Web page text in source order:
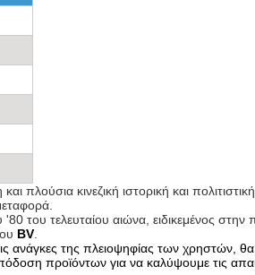
πλούσια κινεζική ιστορική και
'80 του τελευταίου αιώνα, ειδικεμένος
BV
της πλειοψηφίας των χρηστών,
προϊόντων για να καλύψουμε τις